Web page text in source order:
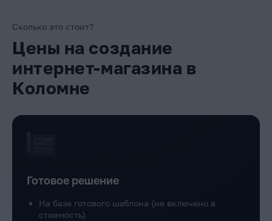
Сколько это стоит?
Цены на создание
интернет-магазина в
Коломне
Готовое решение
На базе готового шаблона (не включено в
стоимость)